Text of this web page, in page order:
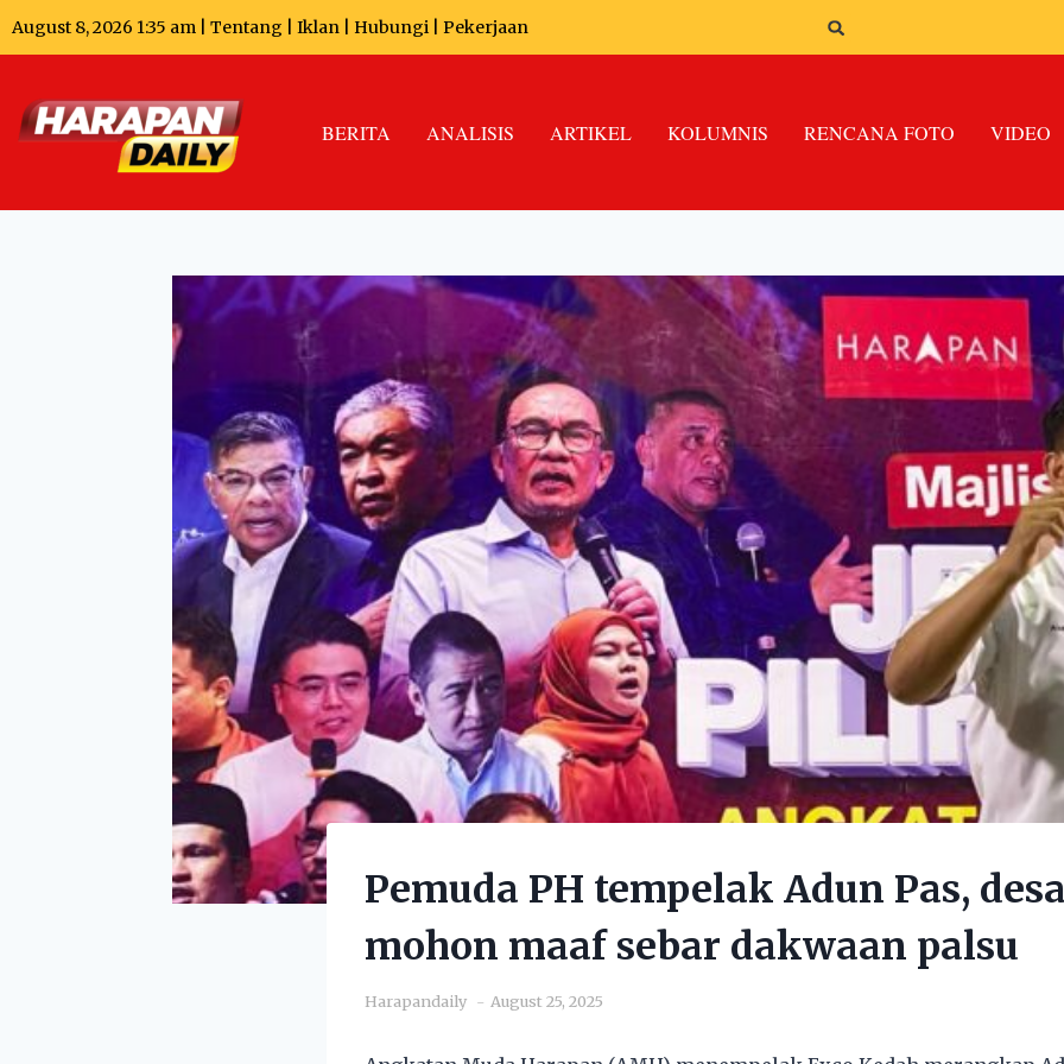
August 8, 2026 1:35 am | Tentang Iklan Hubungi Pekerjaan
BERITA ANALISIS ARTIKEL KOLUMNIS RENCANA FOTO VIDEO
Pemuda PH tempelak Adun Pas,
mohon maaf sebar dakwaan palsu
Harapandaily August 25, 2025